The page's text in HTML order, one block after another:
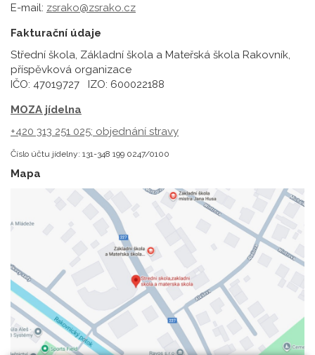
E-mail: zsrako@zsrako.cz
Fakturační údaje
Střední škola, Základní škola a Mateřská škola Rakovník,
příspěvková organizace
IČO: 47019727 IZO: 600022188
MOZA jídelna
+420 313 251 025; objednání stravy
Číslo účtu jídelny: 131-348 199 0247/0100
Mapa